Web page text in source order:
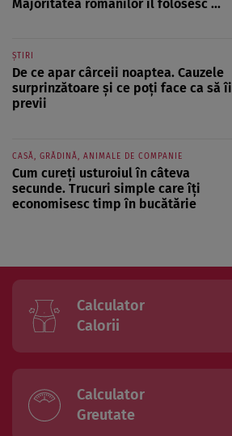
Majoritatea românilor îl folosesc ...
ȘTIRI
De ce apar cârceii noaptea. Cauzele
surprinzătoare și ce poți face ca să îi
previi
CASĂ, GRĂDINĂ, ANIMALE DE COMPANIE
Cum cureți usturoiul în câteva
secunde. Trucuri simple care îți
economisesc timp în bucătărie
Calculator
Calorii
Calculator
Greutate